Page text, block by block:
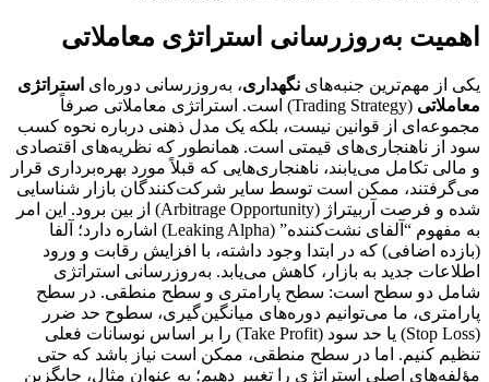
اهمیت به‌روزرسانی استراتژی معاملاتی
یکی از مهم‌ترین جنبه‌های نگهداری، به‌روزرسانی دوره‌ای استراتژی
معاملاتی
(Trading Strategy) است. استراتژی معاملاتی صرفاً
مجموعه‌ای از قوانین نیست، بلکه یک مدل ذهنی درباره نحوه کسب
سود از ناهنجاری‌های قیمتی است. همانطور که نظریه‌های اقتصادی
و مالی تکامل می‌یابند، ناهنجاری‌هایی که قبلاً مورد بهره‌برداری قرار
می‌گرفتند، ممکن است توسط سایر شرکت‌کنندگان بازار شناسایی
شده و فرصت آربیتراژ (Arbitrage Opportunity) از بین برود. این امر
به مفهوم “آلفای نشت‌کننده” (Leaking Alpha) اشاره دارد؛ آلفا
(بازده اضافی) که در ابتدا وجود داشته، با افزایش رقابت و ورود
اطلاعات جدید به بازار، کاهش می‌یابد. به‌روزرسانی استراتژی
شامل دو سطح است: سطح پارامتری و سطح منطقی. در سطح
پارامتری، ما می‌توانیم دوره‌های میانگین‌گیری، سطوح حد ضرر
(Stop Loss) یا حد سود (Take Profit) را بر اساس نوسانات فعلی
تنظیم کنیم. اما در سطح منطقی، ممکن است نیاز باشد که حتی
مؤلفه‌های اصلی استراتژی را تغییر دهیم؛ به عنوان مثال، جایگزین